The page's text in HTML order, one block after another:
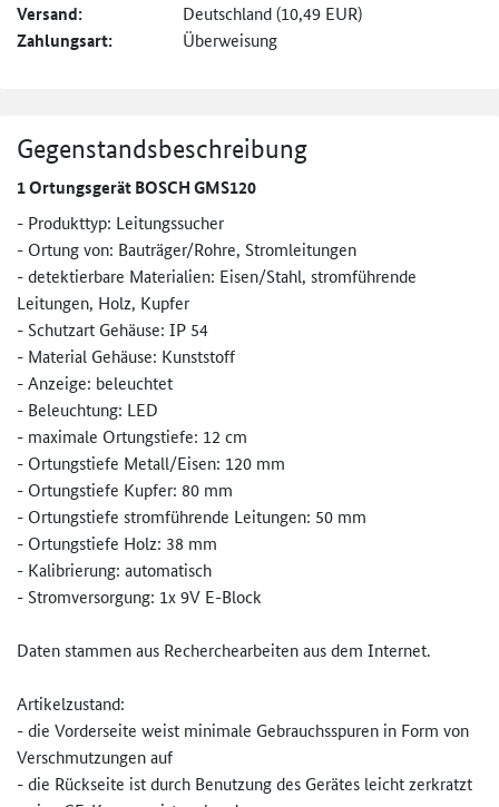
Versand: Deutschland (10,49 EUR)
Zahlungsart: Überweisung
Gegenstandsbeschreibung
1 Ortungsgerät BOSCH GMS120
- Produkttyp: Leitungssucher
- Ortung von: Bauträger/Rohre, Stromleitungen
- detektierbare Materialien: Eisen/Stahl, stromführende
Leitungen, Holz, Kupfer
- Schutzart Gehäuse: IP 54
- Material Gehäuse: Kunststoff
- Anzeige: beleuchtet
- Beleuchtung: LED
- maximale Ortungstiefe: 12 cm
- Ortungstiefe Metall/Eisen: 120 mm
- Ortungstiefe Kupfer: 80 mm
- Ortungstiefe stromführende Leitungen: 50 mm
- Ortungstiefe Holz: 38 mm
- Kalibrierung: automatisch
- Stromversorgung: 1x 9V E-Block
Daten stammen aus Recherchearbeiten aus dem Internet.
Artikelzustand:
- die Vorderseite weist minimale Gebrauchsspuren in Form von
Verschmutzungen auf
- die Rückseite ist durch Benutzung des Gerätes leicht zerkratzt